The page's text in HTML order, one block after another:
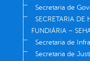
Secretaria de
SECRETARIA DE
FUNDIÁRIA –
Secretaria de
Secretaria de